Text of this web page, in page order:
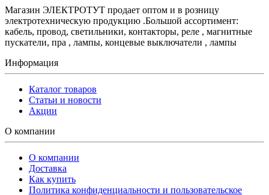
Магазин ЭЛЕКТРОТУТ продает оптом и в розницу
электротехническую продукцию .Большой ассортимент:
кабель, провод, светильники, контакторы, реле , магнитные
пускатели, пра , лампы, концевые выключатели , лампы
Информация
Каталог товаров
Статьи и новости
Акции
О компании
О компании
Доставка
Как купить
Политика конфиденциальности и пользовательское